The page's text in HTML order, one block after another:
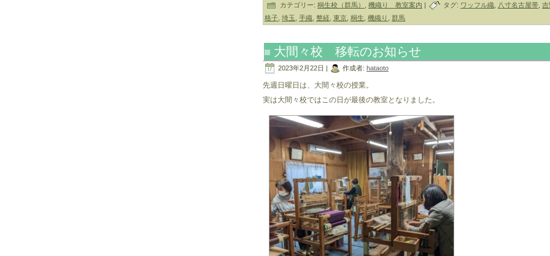
カテゴリー: 桐生校（群馬） 機織り 教室案内 | タグ: ワッフル織 八寸名古屋帯 吉
格子 埼玉 手織 整経 東京 桐生 機織り 群馬
大間々校 移転のお知らせ
2023年2月22日 | 作成者: hataoto
先週日曜日は、大間々校の授業。
実は大間々校ではこの日が最後の教室となりました。